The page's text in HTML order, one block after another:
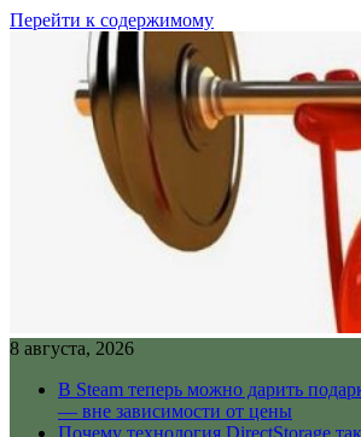
Перейти к содержимому
8 августа, 2026
В Steam теперь можно дарить
— вне зависимости от цены
Почему технология DirectStorage